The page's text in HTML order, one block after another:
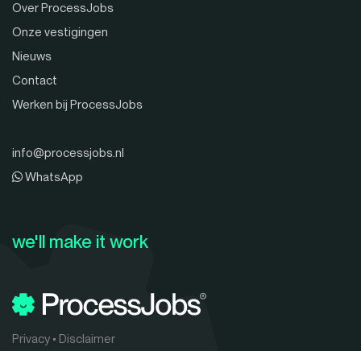
Over ProcessJobs
Onze vestigingen
Nieuws
Contact
Werken bij ProcessJobs
info@processjobs.nl
WhatsApp
Privacy• Disclaimer
we'll make it work